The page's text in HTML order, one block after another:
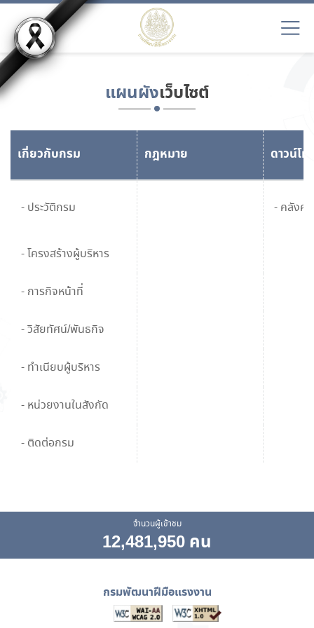
แผนผังเว็บไซต์
เกี่ยวกับกรม กฎหมาย ดาวน์โห
- ประวัติกรม - คลังค
- โครงสร้างผู้บริหาร
- การกิจหน้าที่
- วิสัยทัศน์/พันธกิจ
- ทำเนียบผู้บริหาร
- หน่วยงานในสังกัด
- ติดต่อกรม
จำนวนผู้เข้าชม
12,481,950 คน
กรมพัฒนาฝีมือแรงงาน